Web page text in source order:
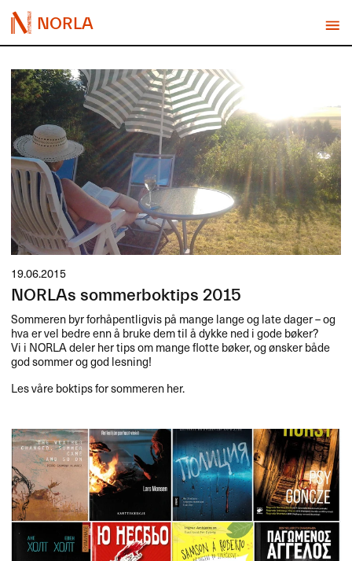
NORLA
19.06.2015
NORLAs sommerboktips 2015
Sommeren byr forhåpentligvis på mange lange og late dager – og
hva er vel bedre enn å bruke dem til å dykke ned i gode bøker?
Vi i NORLAdeler her tips om mange flotte bøker, og ønsker både
god sommer og god lesning!
Les våre boktips for sommeren her.